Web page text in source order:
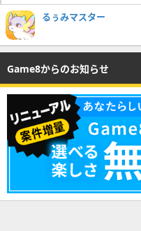
るぅみマスター
Game8からのお知らせ